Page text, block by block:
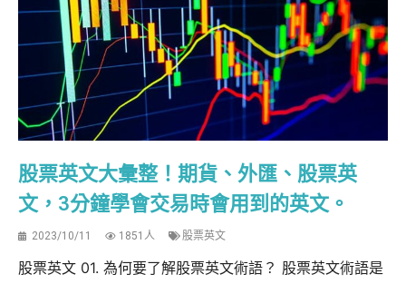
股票英文大彙整！期貨、外匯、股票英
文，3分鐘學會交易時會用到的英文。
2023/10/11 1851人 股票英文
股票英文 01. 為何要了解股票英文術語？ 股票英文術語是